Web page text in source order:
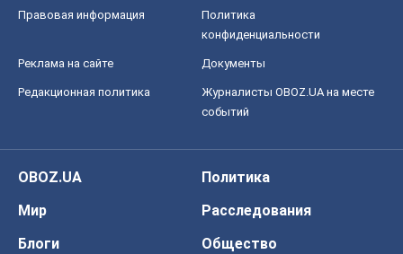
Правовая информация
Политика
конфиденциальности
Реклама на сайте Документы
Редакционная политика
Журналисты OBOZ.UA на месте
событий
OBOZ.UA
Политика
Мир
Расследования
Блоги
Общество